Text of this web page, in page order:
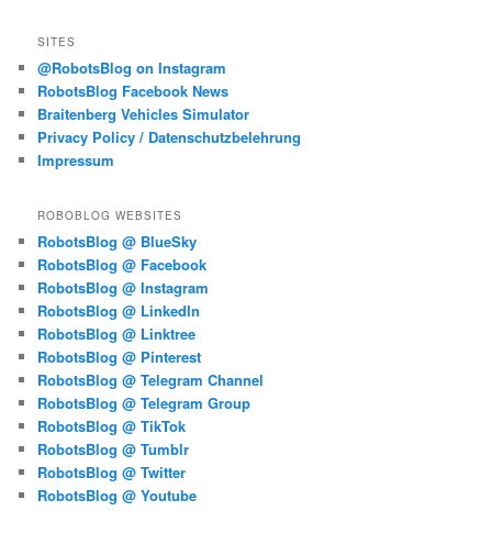
SITES
@RobotsBlog on Instagram
RobotsBlog Facebook News
Braitenberg Vehicles Simulator
Privacy Policy / Datenschutzbelehrung
Impressum
ROBOBLOG WEBSITES
RobotsBlog @ BlueSky
RobotsBlog @ Facebook
RobotsBlog @ Instagram
RobotsBlog @ LinkedIn
RobotsBlog @ Linktree
RobotsBlog @ Pinterest
RobotsBlog @ Telegram Channel
RobotsBlog @ Telegram Group
RobotsBlog @ TikTok
RobotsBlog @ Tumblr
RobotsBlog @ Twitter
RobotsBlog @ Youtube